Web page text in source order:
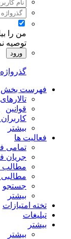
من را
توصیه
ورود
فهرست بخش
قوانین
کاربران
بیشتر
فعالیت ها
تمامی
جریان
مطالب
مطالبی
جستجو
بیشتر
تخته امتیازات
تبلیغات
بیشتر
بیشتر